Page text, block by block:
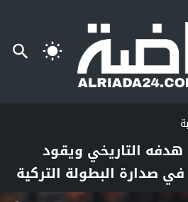
التاريخي ويقود
صدارة البطولة التركية